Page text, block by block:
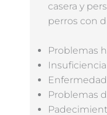
casera y
perros con
Problemas
Insuficiencia
Problemas